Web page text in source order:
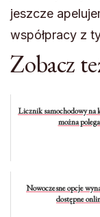
jeszcze
współpracy z
Zobacz
Licznik samochodowy na
można
Nowoczesne opcje
dostępne